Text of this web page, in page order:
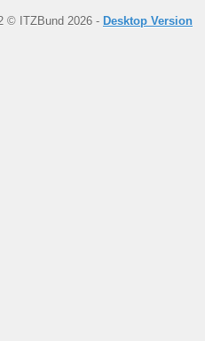
© ITZBund 2026 - Desktop Version